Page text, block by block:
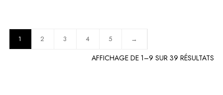
1 2 3 4 5 →
AFFICHAGE DE 1–9 SUR 39 RÉSULTATS